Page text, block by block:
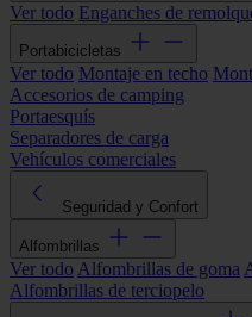
Ver todo Enganches de
Portabicicletas
Ver todo Montaje en techo
Accesorios de camping
Portaesquís
Separadores de carga
Vehículos comerciales
Seguridad y Confort
Alfombrillas
Ver todo Alfombrillas de goma
Alfombrillas de terciopelo